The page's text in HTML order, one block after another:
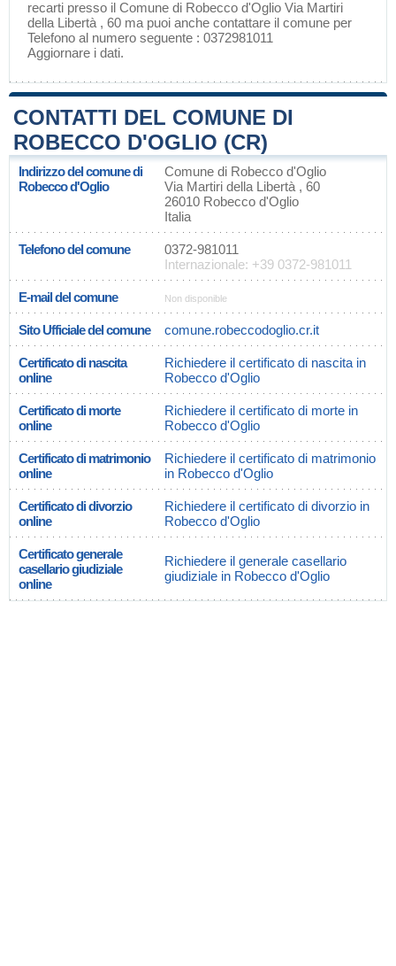
recarti presso il Comune di Robecco d'Oglio Via Martiri
della Libertà , 60 ma puoi anche contattare il comune per
Telefono al numero seguente : 0372981011
Aggiornare i dati.
CONTATTI DEL COMUNE DI
ROBECCO D'OGLIO (CR)
Indirizzo del comune di
Robecco d'Oglio
Comune di Robecco d'Oglio
Via Martiri della Libertà , 60
26010 Robecco d'Oglio
Italia
Telefono del comune
0372-981011
Internazionale: +39 0372-981011
E-mail del comune Non disponible
Sito Ufficiale del comune comune.robeccodoglio.cr.it
Certificato di nascita
online
Richiedere il certificato di nascita in
Robecco d'Oglio
Certificato di morte
online
Richiedere il certificato di morte in
Robecco d'Oglio
Certificato di matrimonio
online
Richiedere il certificato di matrimonio
in Robecco d'Oglio
Certificato di divorzio
online
Richiedere il certificato di divorzio in
Robecco d'Oglio
Certificato generale
casellario giudiziale
online
Richiedere il generale casellario
giudiziale in Robecco d'Oglio